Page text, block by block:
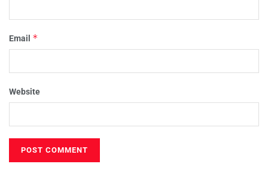
Email *
Website